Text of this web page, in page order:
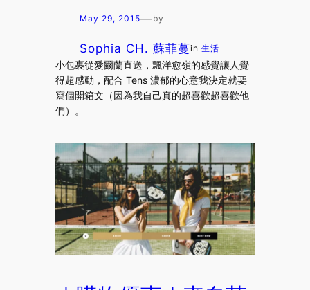
May 29, 2015—by
Sophia CH. 蘇菲蔓in生活
小包裹從愛爾蘭直送，飄洋愈嶺的感覺讓人覺
得超感動，配合 Tens 濃郁的心意我決定就要
寫個開箱文（因為我自己真的超喜歡超喜歡他
們）。